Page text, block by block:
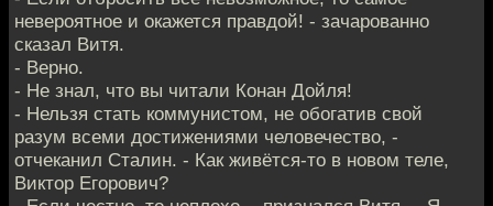
невероятное и окажется правдой! - зачарованно
сказал Витя.
- Верно.
- Не знал, что вы читали Конан Дойля!
- Нельзя стать коммунистом, не обогатив свой
разум всеми достижениями человечество, -
отчеканил Сталин. - Как живётся-то в новом теле,
Виктор Егорович?